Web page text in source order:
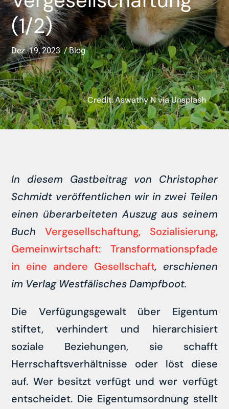
(1/2)
Dez. 19, 2023 Blog
Credit: Aswathy N via Unsplash
In diesem Gastbeitrag von Christopher
Schmidt veröffentlichen wir in zwei Teilen
einen überarbeiteten Auszug aus seinem
Buch Vergesellschaftung, Sozialisierung,
Gemeinwirtschaft: Transformationspfade
in eine andere Gesellschaft, erschienen
im Verlag Westfälisches Dampfboot.
Die Verfügungsgewalt über Eigentum
stiftet, verhindert und hierarchisiert
soziale Beziehungen, sie schafft
Herrschaftsverhältnisse oder löst diese
auf. Wer besitzt verfügt und wer verfügt
entscheidet. Die Eigentumsordnung stellt